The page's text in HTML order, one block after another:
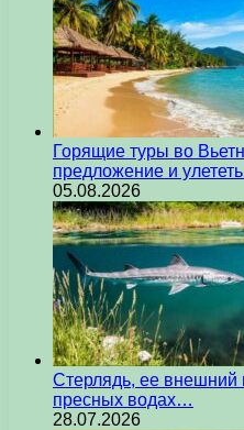
Горящие туры во
предложение и
05.08.2026
Стерлядь, ее внешний
пресных водах…
28.07.2026